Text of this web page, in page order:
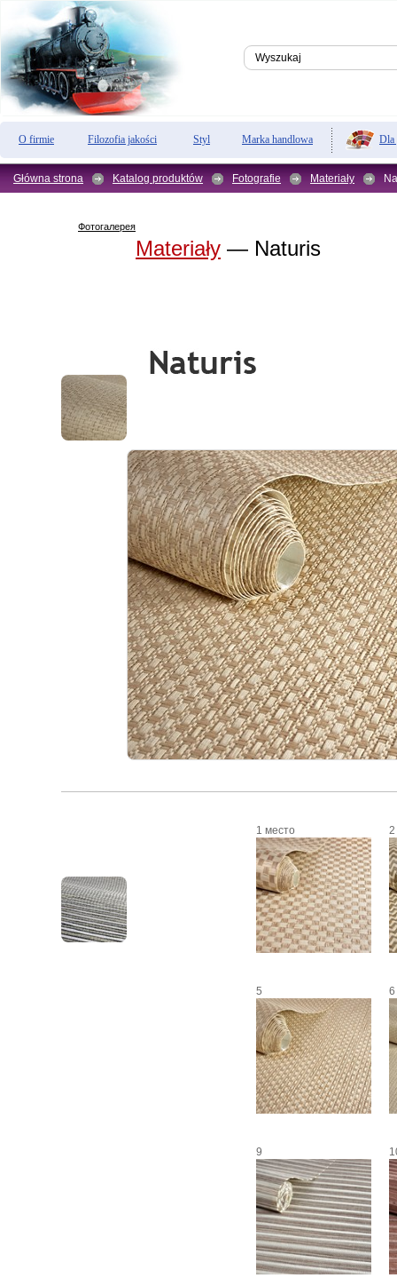
O firmie Filozofia jakości Styl Marka handlowa Dla
Główna strona Katalog produktów Fotografie Materiały
Фотогалерея
Materiały — Naturis
1 место 2
5 6
9